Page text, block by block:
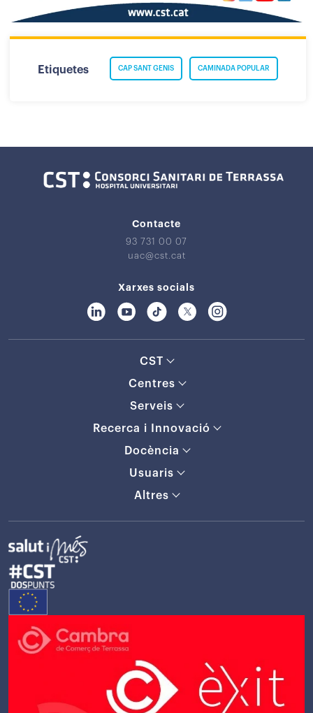
Etiquetes CAMINADA POPULAR
CAP SANT GENIS
Contacte
93 731 00 07
uac@cst.cat
Xarxes socials
CST
Centres
Serveis
Recerca i Innovació
Docència
Usuaris
Altres